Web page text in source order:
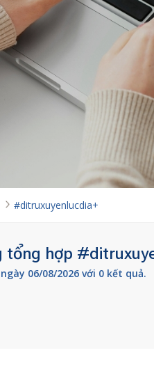
#ditruxuyenlucdia+
tổng hợp
06/08/2026 với 0 kết quả.